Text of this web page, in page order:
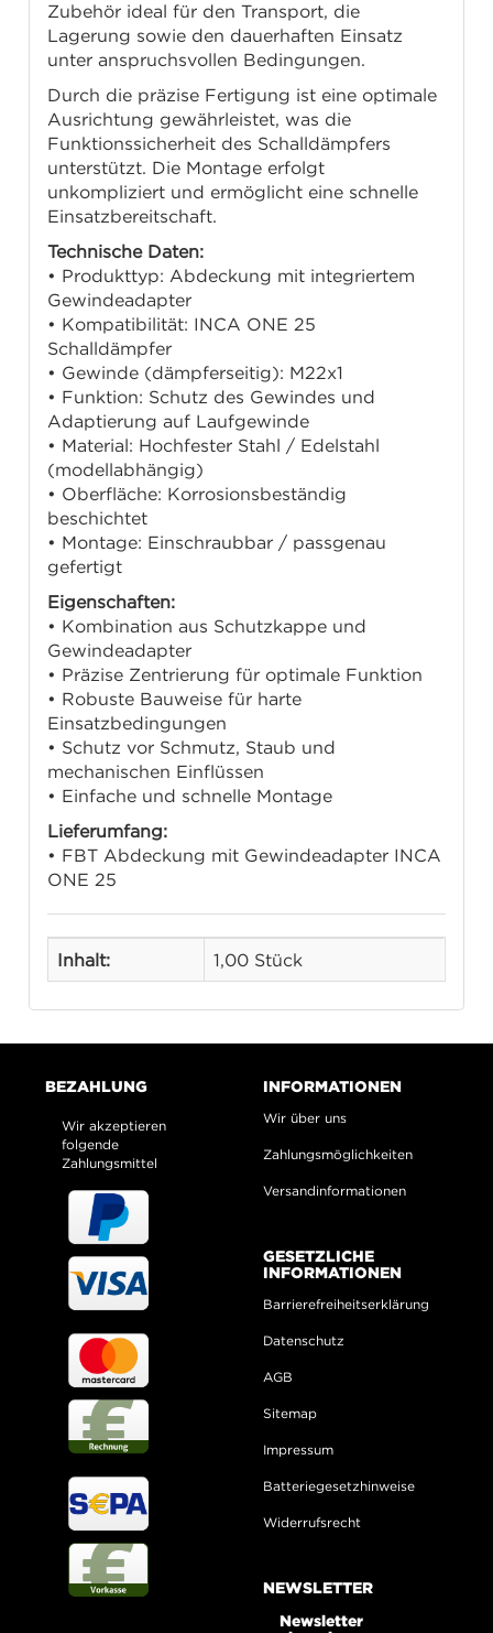
Zubehör ideal für den Transport, die
Lagerung sowie den dauerhaften Einsatz
unter anspruchsvollen Bedingungen.
Durch die präzise Fertigung ist eine optimale
Ausrichtung gewährleistet, was die
Funktionssicherheit des Schalldämpfers
unterstützt. Die Montage erfolgt
unkompliziert und ermöglicht eine schnelle
Einsatzbereitschaft.
Technische Daten:
• Produkttyp: Abdeckung mit integriertem
Gewindeadapter
• Kompatibilität: INCA ONE 25
Schalldämpfer
• Gewinde (dämpferseitig): M22x1
• Funktion: Schutz des Gewindes und
Adaptierung auf Laufgewinde
• Material: Hochfester Stahl / Edelstahl
(modellabhängig)
• Oberfläche: Korrosionsbeständig
beschichtet
• Montage: Einschraubbar / passgenau
gefertigt
Eigenschaften:
• Kombination aus Schutzkappe und
Gewindeadapter
• Präzise Zentrierung für optimale Funktion
• Robuste Bauweise für harte
Einsatzbedingungen
• Schutz vor Schmutz, Staub und
mechanischen Einflüssen
• Einfache und schnelle Montage
Lieferumfang:
• FBT Abdeckung mit Gewindeadapter INCA
ONE 25
Inhalt: 1,00 Stück
BEZAHLUNG
Wir akzeptieren
folgende
Zahlungsmittel
INFORMATIONEN
Wir über uns
Zahlungsmöglichkeiten
Versandinformationen
GESETZLICHE
INFORMATIONEN
Barrierefreiheitserklärung
Datenschutz
AGB
Sitemap
Impressum
Batteriegesetzhinweise
Widerrufsrecht
NEWSLETTER
Newsletter